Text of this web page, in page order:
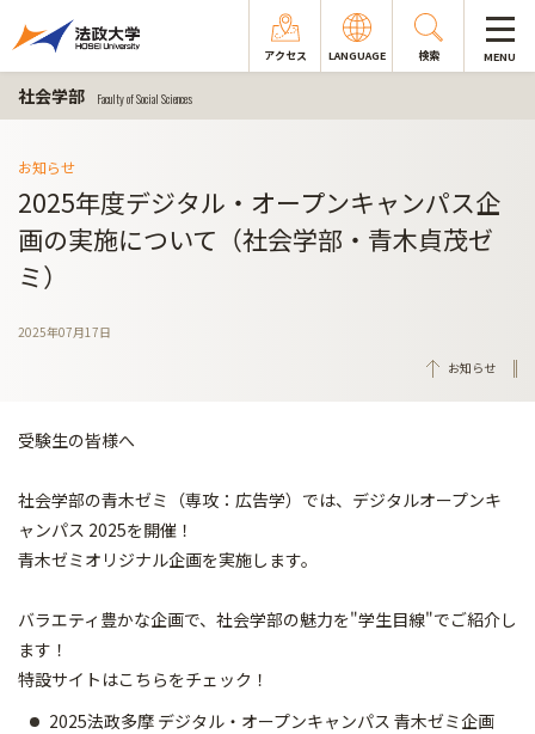
アクセス LANGUAGE 検索 MENU
社会学部 Faculty of Social Sciences
お知らせ
2025年度デジタル・オープンキャンパス企
画の実施について（社会学部・青木貞茂ゼ
ミ）
2025年07月17日
お知らせ
受験生の皆様へ
社会学部の青木ゼミ（専攻：広告学）では、デジタルオープンキ
ャンパス 2025を開催！
青木ゼミオリジナル企画を実施します。
バラエティ豊かな企画で、社会学部の魅力を"学生目線"でご紹介し
ます！
特設サイトはこちらをチェック！
2025法政多摩 デジタル・オープンキャンパス 青木ゼミ企画